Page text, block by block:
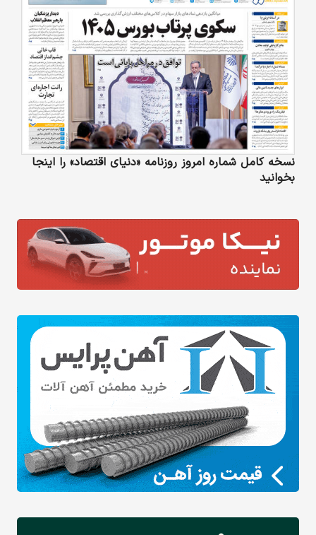
نسخه کامل شماره امروز روزنامه «دنیای‌ اقتصاد» را اینجا
بخوانید